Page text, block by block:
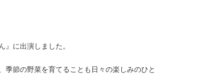
に出演しました。
節の野菜を育てることも日々の楽しみのひと